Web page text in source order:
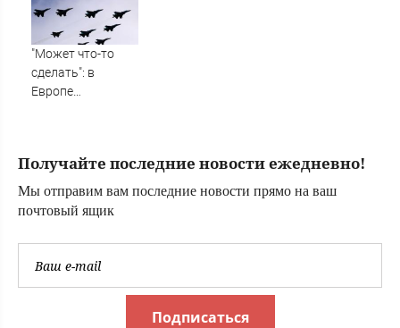
интересы России
"Может что-то
сделать": в
Европе
Получайте последние новости ежедневно!
Мы отправим вам последние новости прямо на ваш
почтовый ящик
Подписаться